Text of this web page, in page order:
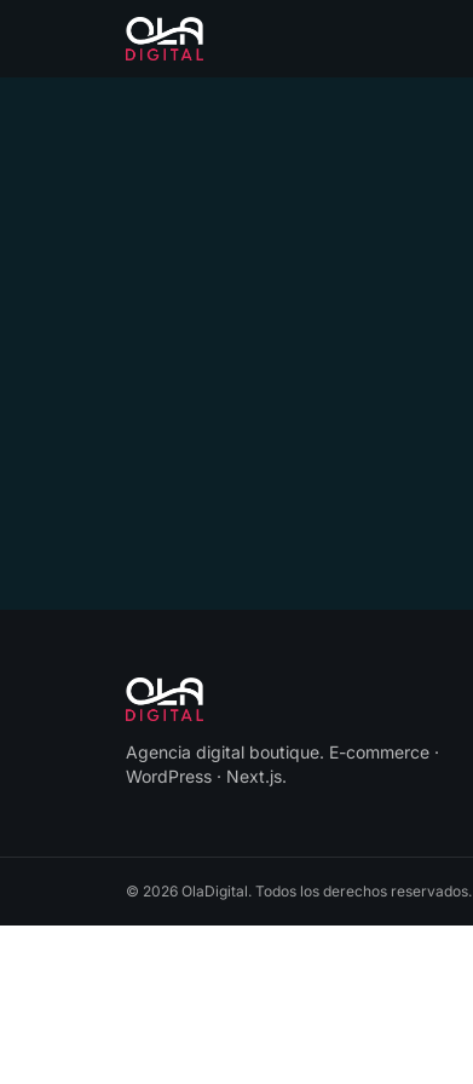
Agencia digital boutique. E-commerce ·
WordPress · Next.js.
© 2026 OlaDigital. Todos los derechos reservados.